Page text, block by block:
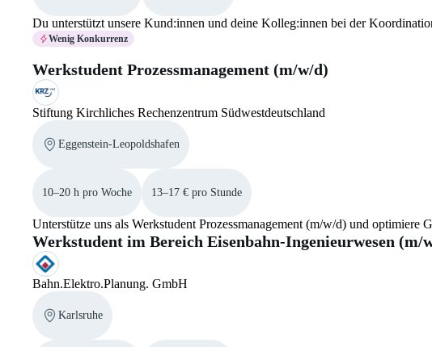
Du unterstützt unsere Kund:innen und deine Kolleg:innen bei der
Wenig Konkurrenz
Werkstudent Prozessmanagement (m/w/d)
Stiftung Kirchliches Rechenzentrum Südwestdeutschland
Eggenstein-Leopoldshafen
10–20 h pro Woche 13–17 € pro Stunde
Unterstütze uns als Werkstudent Prozessmanagement (m/w/d) und optimiere
Werkstudent im Bereich Eisenbahn-Ingenieurwesen (m/
Bahn.Elektro.Planung. GmbH
Karlsruhe